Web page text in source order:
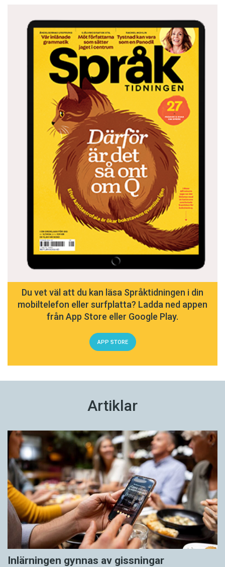
Du vet väl att du kan läsa Språktidningen i din
mobiltelefon eller surfplatta? Ladda ned appen
från App Store eller Google Play.
APP STORE
Artiklar
Inlärningen gynnas av gissningar